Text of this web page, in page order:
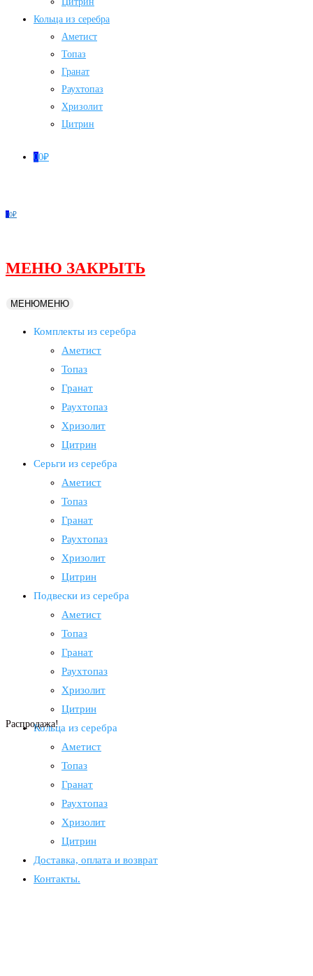
Кольца из серебра
Аметист
Топаз
Гранат
Раухтопаз
Хризолит
Цитрин
00₽
00₽
МЕНЮ ЗАКРЫТЬ
МЕНЮМЕНЮ
Комплекты из серебра
Аметист
Топаз
Гранат
Раухтопаз
Хризолит
Цитрин
Серьги из серебра
Аметист
Топаз
Гранат
Раухтопаз
Хризолит
Цитрин
Подвески из серебра
Аметист
Топаз
Гранат
Раухтопаз
Хризолит
Цитрин
Кольца из серебра
Аметист
Топаз
Гранат
Раухтопаз
Хризолит
Цитрин
Доставка, оплата и возврат
Контакты.
Распродажа!